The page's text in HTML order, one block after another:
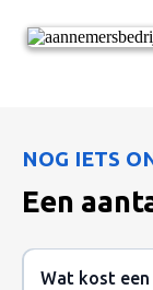
NOG IETS
Een
Wat kost een